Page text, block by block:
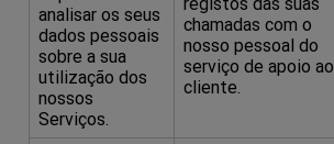
analisar os seus
dados pessoais
sobre a sua
utilização dos
nossos
Serviços.
chamadas com o
nosso pessoal do
serviço de apoio ao
cliente.